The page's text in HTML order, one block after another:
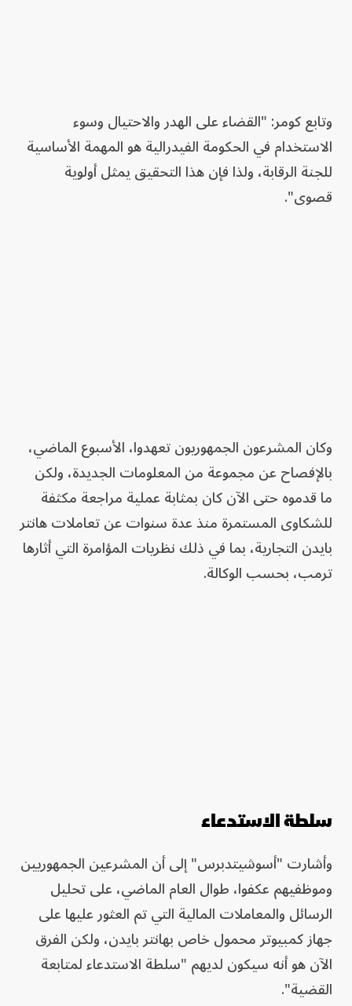
وتابع كومر: "القضاء على الهدر والاحتيال وسوء
الاستخدام في الحكومة الفيدرالية هو المهمة الأساسية
للجنة الرقابة، ولذا فإن هذا التحقيق يمثل أولوية
قصوى".
وكان المشرعون الجمهوريون تعهدوا، الأسبوع الماضي،
بالإفصاح عن مجموعة من المعلومات الجديدة، ولكن
ما قدموه حتى الآن كان بمثابة عملية مراجعة مكثفة
للشكاوى المستمرة منذ عدة سنوات عن تعاملات هانتر
بايدن التجارية، بما في ذلك نظريات المؤامرة التي أثارها
ترمب، بحسب الوكالة.
سلطة الاستدعاء
وأشارت "أسوشيتدبرس" إلى أن المشرعين الجمهوريين
وموظفيهم عكفوا، طوال العام الماضي، على تحليل
الرسائل والمعاملات المالية التي تم العثور عليها على
جهاز كمبيوتر محمول خاص بهانتر بايدن، ولكن الفرق
الآن هو أنه سيكون لديهم "سلطة الاستدعاء لمتابعة
القضية".